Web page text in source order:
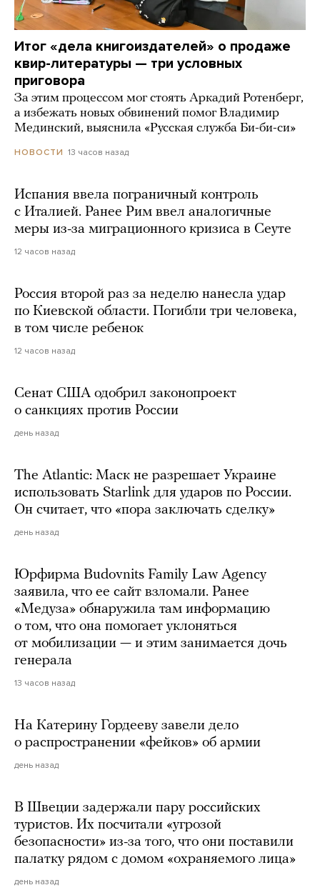
Итог «дела книгоиздателей» о продаже
квир-литературы — три условных
приговора
За этим процессом мог стоять Аркадий Ротенберг,
а избежать новых обвинений помог Владимир
Мединский, выяснила «Русская служба Би-би-си»
НОВОСТИ 13 часов назад
Испания ввела пограничный контроль
с Италией. Ранее Рим ввел аналогичные
меры из-за миграционного кризиса в Сеуте
12 часов назад
Россия второй раз за неделю нанесла удар
по Киевской области. Погибли три человека,
в том числе ребенок
12 часов назад
Сенат США одобрил законопроект
о санкциях против России
день назад
The Atlantic: Маск не разрешает Украине
использовать Starlink для ударов по России.
Он считает, что «пора заключать сделку»
день назад
Юрфирма Budovnits Family Law Agency
заявила, что ее сайт взломали. Ранее
«Медуза» обнаружила там информацию
о том, что она помогает уклоняться
от мобилизации — и этим занимается дочь
генерала
13 часов назад
На Катерину Гордееву завели дело
о распространении «фейков» об армии
день назад
В Швеции задержали пару российских
туристов. Их посчитали «угрозой
безопасности» из-за того, что они поставили
палатку рядом с домом «охраняемого лица»
день назад